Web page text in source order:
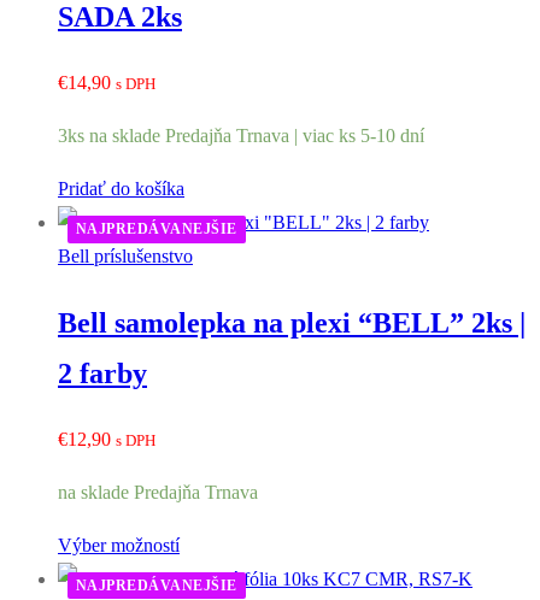
SADA 2ks
€14,90 s DPH
3ks na sklade Predajňa Trnava | viac ks 5-10 dní
Pridať do košíka
Bell príslušenstvo
NAJPREDÁVANEJŠIE
Bell samolepka na plexi “BELL” 2ks |
2 farby
€12,90 s DPH
na sklade Predajňa Trnava
Výber možností
NAJPREDÁVANEJŠIE